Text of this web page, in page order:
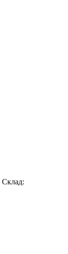
Склад: